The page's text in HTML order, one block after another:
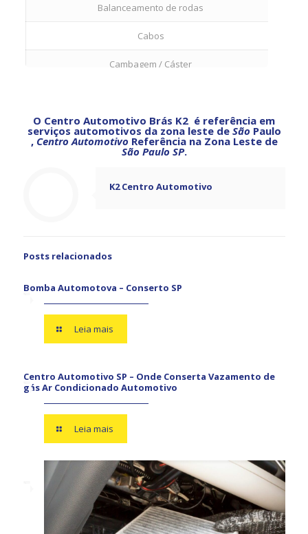
Balanceamento de rodas
Cabos
Cambagem / Cáster
Direção
Extintor de incêndio
Filtros
Palhetas do limpador
Suspensão
Reparo Vidro Elétrico
O Centro Automotivo Brás K2 é referência em
serviços automotivos da zona leste de São Paulo
, Centro Automotivo Referência na Zona Leste de
São Paulo SP.
K2 Centro Automotivo
Posts relacionados
Bomba Automotova – Conserto SP
Leia mais
Centro Automotivo SP – Onde Conserta Vazamento de
gás Ar Condicionado Automotivo
Leia mais